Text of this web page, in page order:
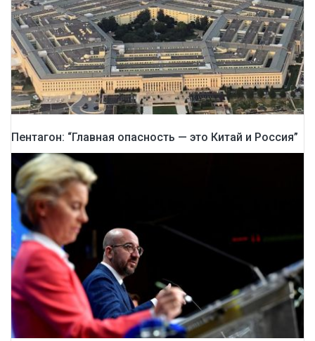
Пентагон: “Главная опасность — это Китай и Россия”